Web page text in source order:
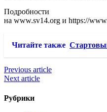
Подробности
на www.sv14.org и https://
Читайте также
Previous article
Next article
Рубрики